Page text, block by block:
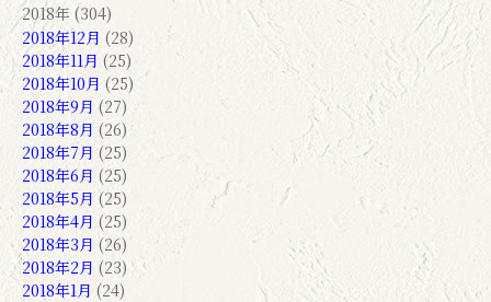
2018年 (304)
2018年12月 (28)
2018年11月 (25)
2018年10月 (25)
2018年9月 (27)
2018年8月 (26)
2018年7月 (25)
2018年6月 (25)
2018年5月 (25)
2018年4月 (25)
2018年3月 (26)
2018年2月 (23)
2018年1月 (24)